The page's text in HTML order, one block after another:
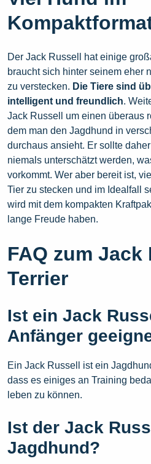
Der Jack Russell hat einige
braucht sich hinter seinem eher
zu verstecken. Die Tiere sind
intelligent und freundlich.
Jack Russell um einen überaus
dem man den Jagdhund in
durchaus ansieht. Er sollte
niemals unterschätzt werden,
vorkommt. Wer aber bereit ist,
Tier zu stecken und im Idealfall
wird mit dem kompakten
lange Freude haben.
FAQ zum Jack
Terrier
Ist ein Jack
Anfänger
Ein Jack Russell ist ein
dass es einiges an Training
leben zu können.
Ist der Jack
Jagdhund?